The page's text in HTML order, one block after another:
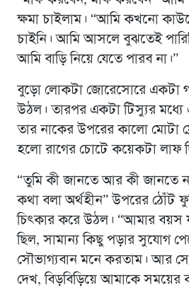
ক্ষমা চাইলাম। “আমি কখনো
চাইনি। আমি আসলে বুঝতেই
আমি বাড়ি নিয়ে যেতে পারব না।”
বুড়ো লোকটা জোরেসোরে একটা
উঠল। তারপর একটা টিস্যুর
তার নাকের উপরের কালো মোটা
হলো রাগের চোটে কয়েকটা লাফ
“তুমি কী জানতে আর কী জানতে
কথা বলা অর্থহীন” উপরের ঠোঁট
চিৎকার করে উঠল। “আমার
ছিল, সামান্য কিছু পড়ার সুযোগ
সৌভাগ্যবান মনে করতাম। আর
দেখ, বিড়বিড়িয়ে আমাকে সময়ের